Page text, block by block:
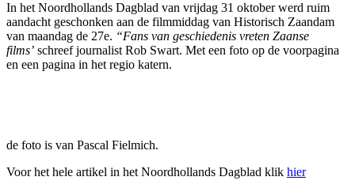
In het Noordhollands Dagblad van vrijdag 31 oktober werd ruim
aandacht geschonken aan de filmmiddag van Historisch Zaandam
van maandag de 27e. “Fans van geschiedenis vreten Zaanse
films’ schreef journalist Rob Swart. Met een foto op de voorpagina
en een pagina in het regio katern.
de foto is van Pascal Fielmich.
Voor het hele artikel in het Noordhollands Dagblad klik hier